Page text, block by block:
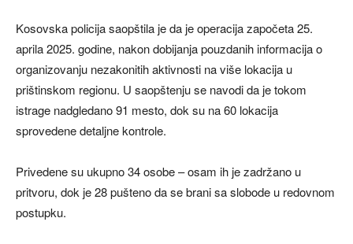
Kosovska policija saopštila je da je operacija započeta 25.
aprila 2025. godine, nakon dobijanja pouzdanih informacija o
organizovanju nezakonitih aktivnosti na više lokacija u
prištinskom regionu. U saopštenju se navodi da je tokom
istrage nadgledano 91 mesto, dok su na 60 lokacija
sprovedene detaljne kontrole.
Privedene su ukupno 34 osobe – osam ih je zadržano u
pritvoru, dok je 28 pušteno da se brani sa slobode u redovnom
postupku.